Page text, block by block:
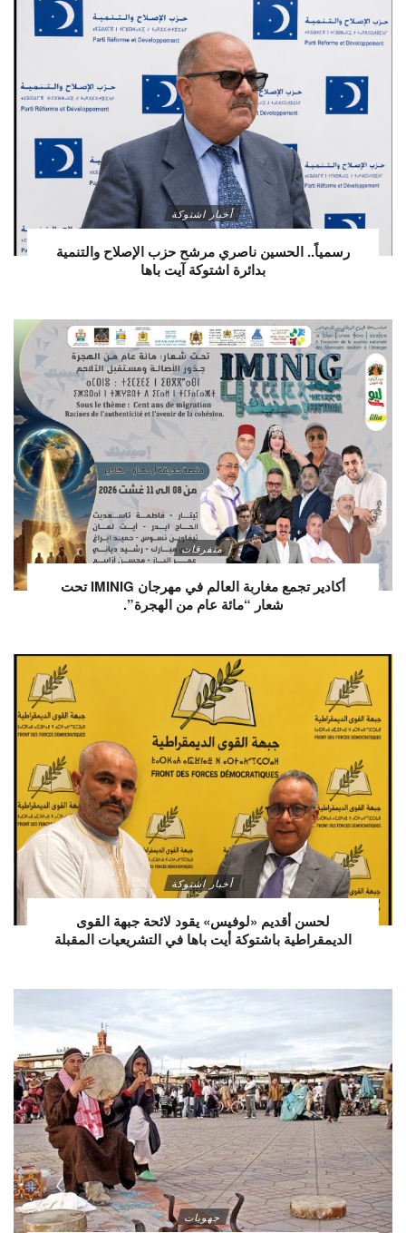
أخبار اشتوكة
رسمياً.. الحسين ناصري مرشح حزب الإصلاح والتنمية
بدائرة اشتوكة آيت باها
متفرقات
أكادير تجمع مغاربة العالم في مهرجان IMINIG تحت
شعار “مائة عام من الهجرة”.
أخبار اشتوكة
لحسن أقديم «لوفيس» يقود لائحة جبهة القوى
الديمقراطية باشتوكة أيت باها في التشريعيات المقبلة
جهويات